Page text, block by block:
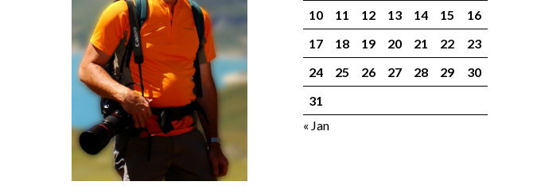
10
11 12 13 14 15
16
17
18 19 20 21 22
23
24
25 26 27 28 29
30
31
« Jan